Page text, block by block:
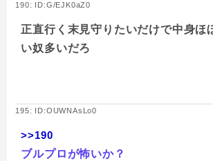
190: ID:G/EJK0aZ0
正直行く末見守りたいだけで中身ほ
い奴多いだろ
195: ID:OUWNAsLo0
>>190
ブルプロが怖いか？